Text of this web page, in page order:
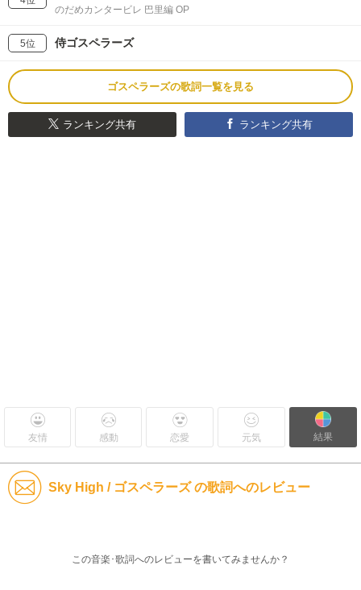
のだめカンタービレ 巴里編 OP
5位 侍ゴスペラーズ
ゴスペラーズの歌詞一覧を見る
ランキング共有 ランキング共有
友情 感動 恋愛 元気 結果
Sky High / ゴスペラーズ の歌詞へのレビュー
この音楽･歌詞へのレビューを書いてみませんか？